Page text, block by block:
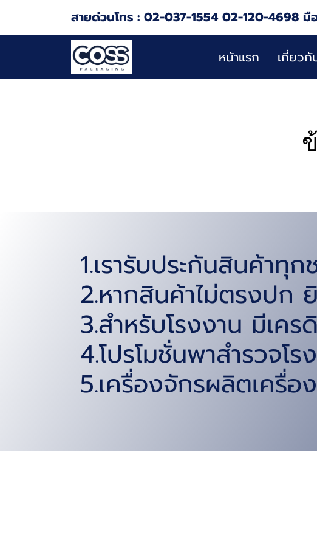
สายด่วนโทร : 02-037-1554 02-120-4698
หน้าแรก เกี่ยวกั
1.เรารับประกันสินค้าทุ
2.หากสินค้าไม่ตรงปก
3.สำหรับโรงงาน มีเคร
4.โปรโมชั่นพาสำรวจโ
5.เครื่องจักรผลิตเครื่อ